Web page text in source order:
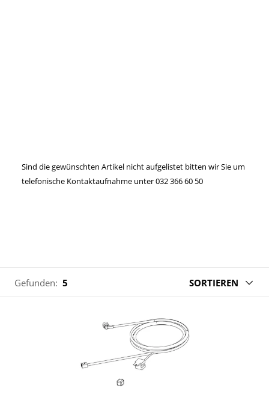
Sind die gewünschten Artikel nicht aufgelistet bitten wir Sie um
telefonische Kontaktaufnahme unter 032 366 60 50
Gefunden: 5 SORTIEREN